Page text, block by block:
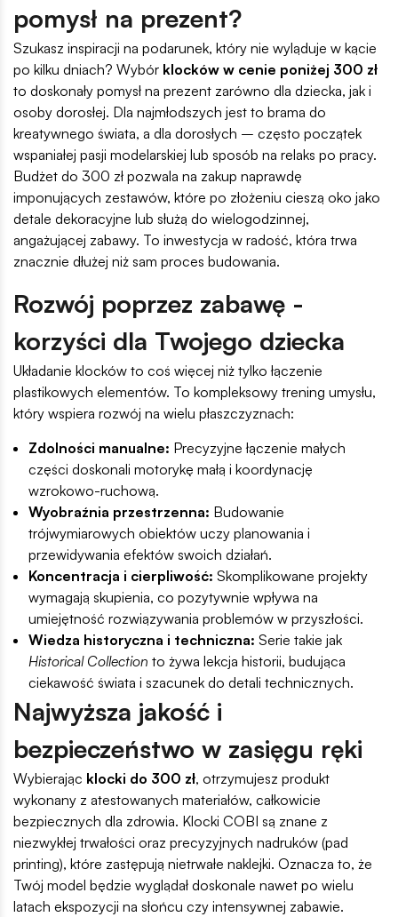
pomysł na prezent?
Szukasz inspiracji na podarunek, który nie wyląduje w kącie
po kilku dniach? Wybór klocków w cenie poniżej 300 zł
to doskonały pomysł na prezent zarówno dla dziecka, jak i
osoby dorosłej. Dla najmłodszych jest to brama do
kreatywnego świata, a dla dorosłych – często początek
wspaniałej pasji modelarskiej lub sposób na relaks po pracy.
Budżet do 300 zł pozwala na zakup naprawdę
imponujących zestawów, które po złożeniu cieszą oko jako
detale dekoracyjne lub służą do wielogodzinnej,
angażującej zabawy. To inwestycja w radość, która trwa
znacznie dłużej niż sam proces budowania.
Rozwój poprzez zabawę -
korzyści dla Twojego dziecka
Układanie klocków to coś więcej niż tylko łączenie
plastikowych elementów. To kompleksowy trening umysłu,
który wspiera rozwój na wielu płaszczyznach:
Zdolności manualne: Precyzyjne łączenie małych
części doskonali motorykę małą i koordynację
wzrokowo-ruchową.
Wyobraźnia przestrzenna: Budowanie
trójwymiarowych obiektów uczy planowania i
przewidywania efektów swoich działań.
Koncentracja i cierpliwość: Skomplikowane projekty
wymagają skupienia, co pozytywnie wpływa na
umiejętność rozwiązywania problemów w przyszłości.
Wiedza historyczna i techniczna: Serie takie jak
Historical Collection to żywa lekcja historii, budująca
ciekawość świata i szacunek do detali technicznych.
Najwyższa jakość i
bezpieczeństwo w zasięgu ręki
Wybierając klocki do 300 zł, otrzymujesz produkt
wykonany z atestowanych materiałów, całkowicie
bezpiecznych dla zdrowia. Klocki COBI są znane z
niezwykłej trwałości oraz precyzyjnych nadruków (pad
printing), które zastępują nietrwałe naklejki. Oznacza to, że
Twój model będzie wyglądał doskonale nawet po wielu
latach ekspozycji na słońcu czy intensywnej zabawie.